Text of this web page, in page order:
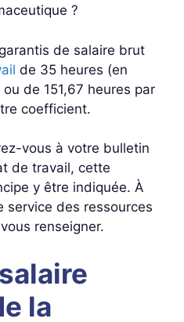
?
de salaire brut
de 35 heures (en
de 151,67 heures par
coefficient.
vous à votre bulletin
de travail, cette
y être indiquée. À
des ressources
renseigner.
la